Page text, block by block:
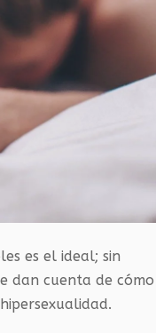
es el ideal; sin
dan cuenta de cómo